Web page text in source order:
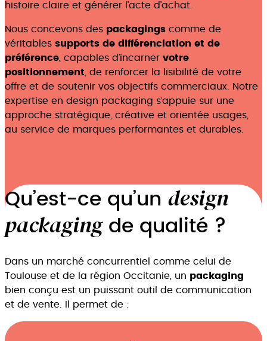
histoire claire et générer l’acte d’achat.
Nous concevons des packagings comme de
véritables supports de différenciation et de
préférence , capables d’incarner votre
positionnement , de renforcer la lisibilité de votre
offre et de soutenir vos objectifs commerciaux. Notre
expertise en design packaging s’appuie sur une
approche stratégique, créative et orientée usages,
au service de marques performantes et durables.
Qu’est-ce qu’un design
packagingde qualité ?
Dans un marché concurrentiel comme celui de
Toulouse et de la région Occitanie, un packaging
bien conçu est un puissant outil de communication
et de vente. Il permet de :